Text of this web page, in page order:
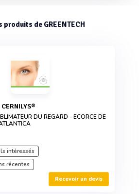
produits de GREENTECH
CERNILYS®
DU REGARD - ECORCE DE
intéressés
récentes
Recevoir un devis